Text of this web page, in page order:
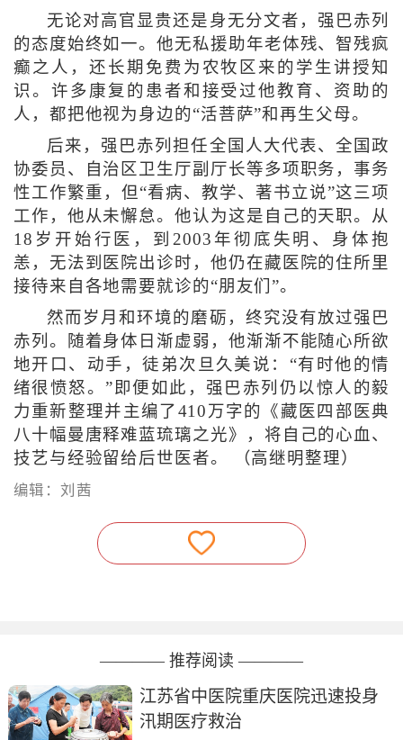
无论对高官显贵还是身无分文者，强巴赤列
的态度始终如一。他无私援助年老体残、智残疯
癫之人，还长期免费为农牧区来的学生讲授知
识。许多康复的患者和接受过他教育、资助的
人，都把他视为身边的“活菩萨”和再生父母。
后来，强巴赤列担任全国人大代表、全国政
协委员、自治区卫生厅副厅长等多项职务，事务
性工作繁重，但“看病、教学、著书立说”这三项
工作，他从未懈怠。他认为这是自己的天职。从
18岁开始行医，到2003年彻底失明、身体抱
恙，无法到医院出诊时，他仍在藏医院的住所里
接待来自各地需要就诊的“朋友们”。
然而岁月和环境的磨砺，终究没有放过强巴
赤列。随着身体日渐虚弱，他渐渐不能随心所欲
地开口、动手，徒弟次旦久美说：“有时他的情
绪很愤怒。”即便如此，强巴赤列仍以惊人的毅
力重新整理并主编了410万字的《藏医四部医典
八十幅曼唐释难蓝琉璃之光》，将自己的心血、
技艺与经验留给后世医者。 （高继明整理）
编辑：刘茜
———— 推荐阅读 ————
江苏省中医院重庆医院迅速投身
汛期医疗救治